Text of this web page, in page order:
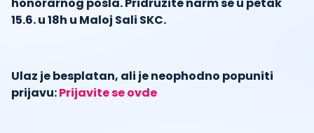
15.6. u 18h u Maloj Sali SKC.
Ulaz je besplatan, ali je neophodno popuniti
prijavu:Prijavite se ovde